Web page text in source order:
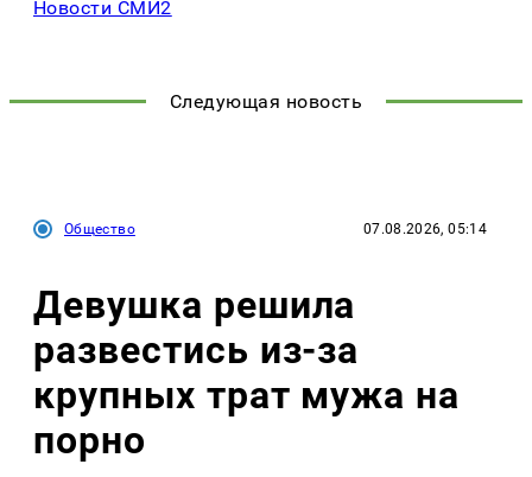
Новости СМИ2
Следующая новость
Общество 07.08.2026, 05:14
Девушка решила
развестись из-за
крупных трат мужа на
порно